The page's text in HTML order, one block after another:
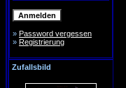
» Password vergessen
» Registrierung
Zufallsbild